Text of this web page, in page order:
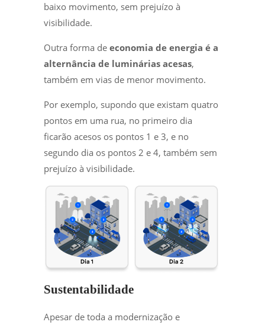
baixo movimento, sem prejuízo à
visibilidade.
Outra forma de economia de energia é a
alternância de luminárias acesas,
também em vias de menor movimento.
Por exemplo, supondo que existam quatro
pontos em uma rua, no primeiro dia
ficarão acesos os pontos 1 e 3, e no
segundo dia os pontos 2 e 4, também sem
prejuízo à visibilidade.
Sustentabilidade
Apesar de toda a modernização e